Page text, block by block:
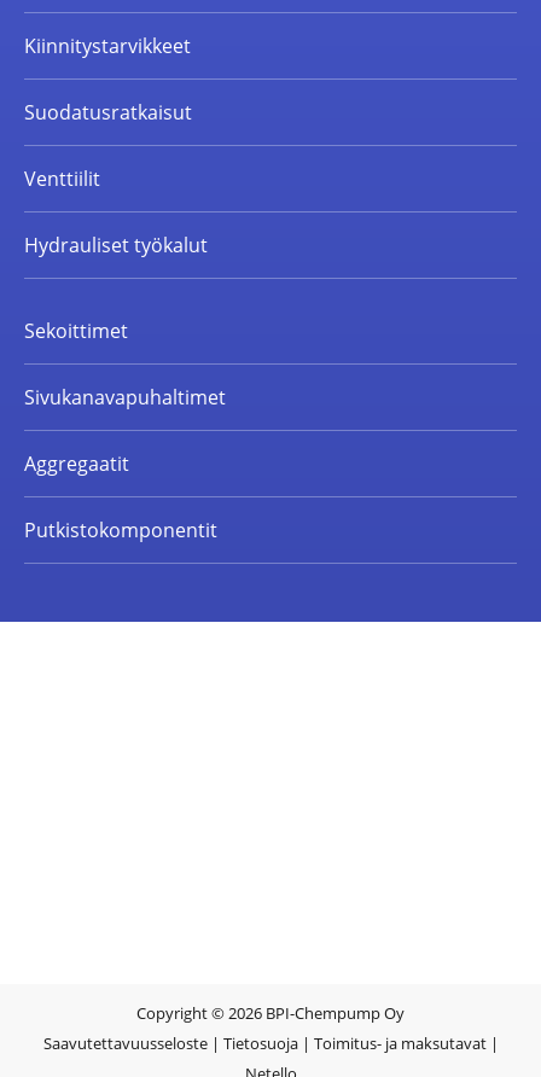
Kiinnitystarvikkeet
Suodatusratkaisut
Venttiilit
Hydrauliset työkalut
Sekoittimet
Sivukanavapuhaltimet
Aggregaatit
Putkistokomponentit
Copyright © 2026 BPI-Chempump Oy
Saavutettavuusseloste| Tietosuoja| Toimitus- ja maksutavat|